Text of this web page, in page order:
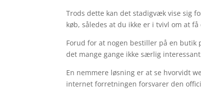
Trods dette kan det stadigvæk vise sig
køb, således at du ikke er i tvivl om at
Forud for at nogen bestiller på en
det mange gange ikke særlig
En nemmere løsning er at se hvorvidt
internet forretningen forsvarer den